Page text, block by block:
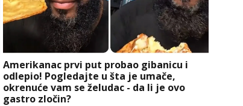
Amerikanac prvi put probao gibanicu i
odlepio! Pogledajte u šta je umače,
okrenuće vam se želudac - da li je ovo
gastro zločin?